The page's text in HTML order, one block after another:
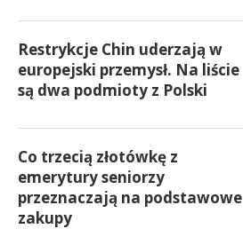
Restrykcje Chin uderzają w
europejski przemysł. Na liście
są dwa podmioty z Polski
Co trzecią złotówkę z
emerytury seniorzy
przeznaczają na podstawowe
zakupy